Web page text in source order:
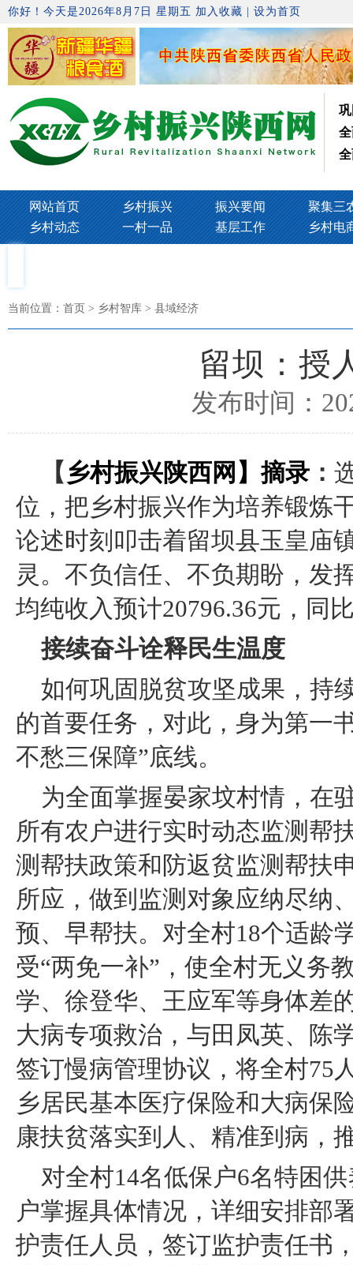
你好！今天是2026年8月7日 星期五 加入收藏 设为首页
网站首页 乡村振兴 振兴要闻
聚集三
乡村动态
一村一品 基层工作 乡村电
当前位置： 首页> 乡村智库 > 县域经济
留坝：授
发布时间：
【 乡村振兴陕西网 】摘录：
位，把乡村振兴作为培养锻炼
论述时刻叩击着留坝县玉皇庙
灵。不负信任、不负期盼，发
均纯收入预计20796.36元，同
接续奋斗诠释民生温度
如何巩固脱贫攻坚成果，持
的首要任务，对此，身为第一
不愁三保障”底线。
为全面掌握晏家坟村情，在
所有农户进行实时动态监测帮
测帮扶政策和防返贫监测帮扶
所应，做到监测对象应纳尽纳
预、早帮扶。对全村18个适龄
受“两免一补”，使全村无义务
学、徐登华、王应军等身体差
大病专项救治，与田凤英、陈
签订慢病管理协议，将全村75
乡居民基本医疗保险和大病保
康扶贫落实到人、精准到病，
对全村14名低保户6名特困
户掌握具体情况，详细安排部
护责任人员，签订监护责任书